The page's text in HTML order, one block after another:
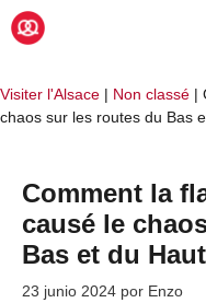
Saltar
Visiter l'Alsace | Non classé |
chaos sur les routes du Bas
Comment la
causé le
Bas et du
23 junio 2024 por Enzo